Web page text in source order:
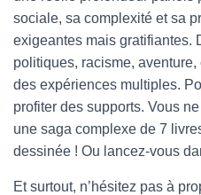
sociale, sa complexité et sa
exigeantes mais gratifiantes.
politiques, racisme,
des expériences multiples.
profiter des supports. Vous
une saga complexe de 7
dessinée ! Ou lancez-vous
Et surtout, n’hésitez pas à